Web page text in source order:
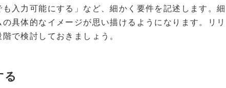
入力可能にする」など、細かく要件を記述します。細
具体的なイメージが思い描けるようになります。リリ
で検討しておきましょう。
る